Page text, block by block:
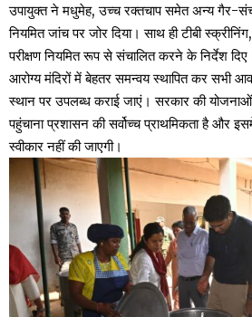
उपायुक्त ने मधुमेह, उच्च रक्तचाप समेत अन्य गैर-
नियमित जांच पर जोर दिया। साथ ही टीबी
परीक्षण नियमित रूप से संचालित करने के निर्देश
आरोग्य मंदिरों में बेहतर समन्वय स्थापित कर सभी
स्थान पर उपलब्ध कराई जाएं। सरकार की
पहुंचाना प्रशासन की सर्वोच्च प्राथमिकता है और
स्वीकार नहीं की जाएगी।